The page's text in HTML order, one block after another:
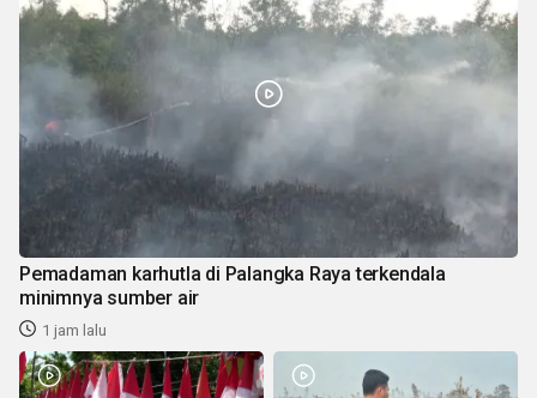
Pemadaman karhutla di Palangka Raya terkendala
minimnya sumber air
1 jam lalu